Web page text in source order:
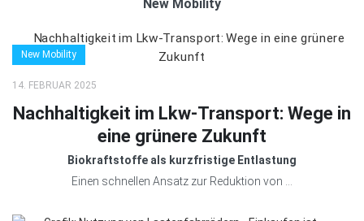
New Mobility
New Mobility
14. FEBRUAR 2025
Nachhaltigkeit im Lkw-Transport: Wege in
eine grünere Zukunft
Biokraftstoffe als kurzfristige Entlastung
Einen schnellen Ansatz zur Reduktion von ...